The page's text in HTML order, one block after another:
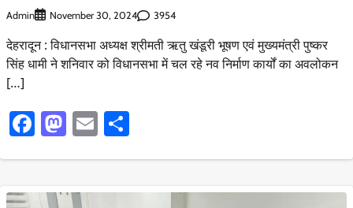
Admin November 30, 2024 3954
देहरादून : विधानसभा अध्यक्ष श्रीमती ऋतु खंडूरी भूषण एवं मुख्यमंत्री पुष्कर
सिंह धामी ने शनिवार को विधानसभा में चल रहे नव निर्माण कार्यों का अवलोकन
[…]
Facebook
Mastodon
Email